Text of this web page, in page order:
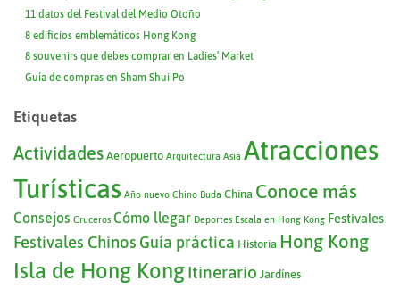
11 datos del Festival del Medio Otoño
8 edificios emblemáticos Hong Kong
8 souvenirs que debes comprar en Ladies’ Market
Guía de compras en Sham Shui Po
Etiquetas
Actividades Aeropuerto Arquitectura Asia Atracciones
Turísticas Año nuevo Chino Buda China Conoce más
Consejos Cruceros Cómo llegar Deportes Escala en Hong Kong Festivales
Festivales Chinos Guía práctica Historia Hong Kong
Isla de Hong KongItinerario Jardínes